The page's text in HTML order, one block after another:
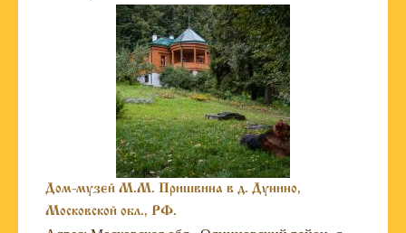
Дом-музей М.М. Пришвина в д. Дунино,
Московской обл., РФ.